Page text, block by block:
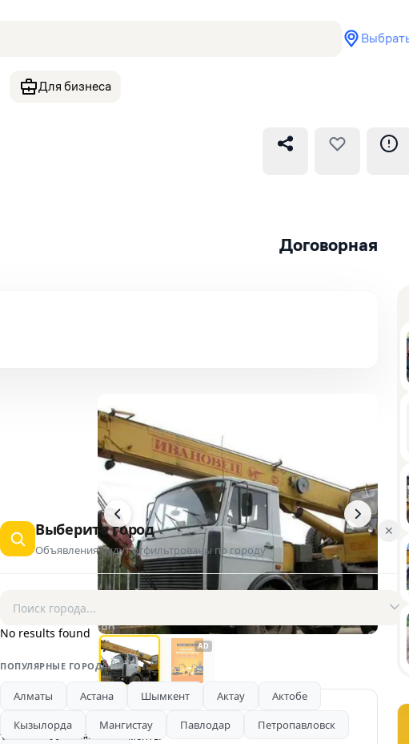
Для бизнеса
Договорная
AD
предоставляем документы
✕
Выберите город
Объявления будут отфильтрованы по городу
No results found
ПОПУЛЯРНЫЕ ГОРОДА
Алматы Астана Шымкент Актау
Актобе
Кызылорда
Мангистау Павлодар
Петропавловск